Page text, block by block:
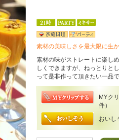
素材の美味しさを最大限に生
素材の味がストレートに楽し
しくできますが、ねっとりと
って是非作って頂きたい一品で
MYク
件）
おいし